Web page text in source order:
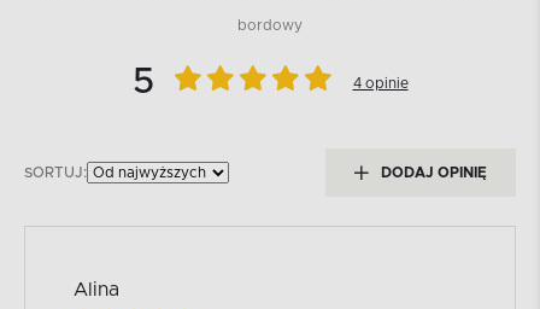
bordowy
5 4 opinie
SORTUJ: DODAJ OPINIĘ
Alina